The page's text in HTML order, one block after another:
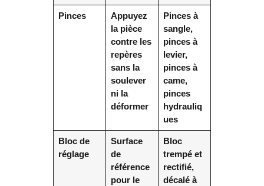
Pinces
Appuyez
la pièce
contre les
repères
sans la
soulever
ni la
déformer
Pinces à
sangle,
pinces à
levier,
pinces à
came,
pinces
hydrauliq
ues
Bloc de
réglage
Surface
de
référence
pour le
Bloc
trempé et
rectifié,
décalé à